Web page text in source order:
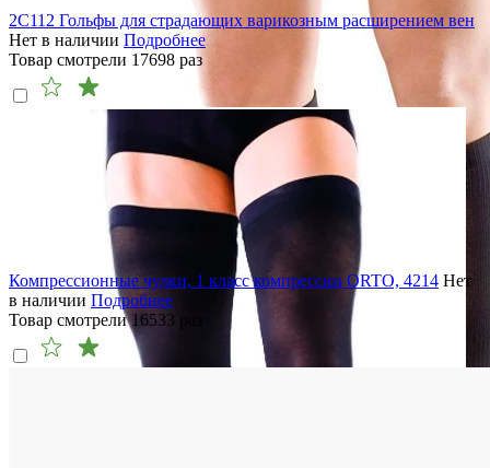
2C112 Гольфы для страдающих варикозным расширением вен
Нет в наличии Подробнее
Товар смотрели 17698 раз
Компрессионные чулки, 1 класс компрессии ORTO, 4214 Нет
в наличии Подробнее
Товар смотрели16533